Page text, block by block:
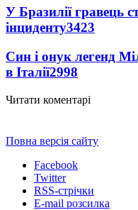
У Бразилії гравець
інциденту3423
Син і онук легенд
в Італії2998
Читати коментарі
Повна версія сайту
Facebook
Twitter
RSS-стрічки
E-mail розсилка